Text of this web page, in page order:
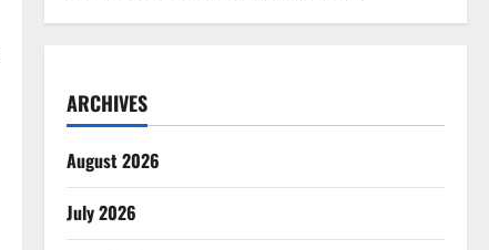
ARCHIVES
August 2026
July 2026